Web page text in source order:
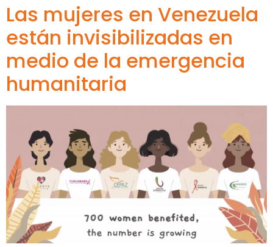
Las mujeres en Venezuela
están invisibilizadas en
medio de la emergencia
humanitaria